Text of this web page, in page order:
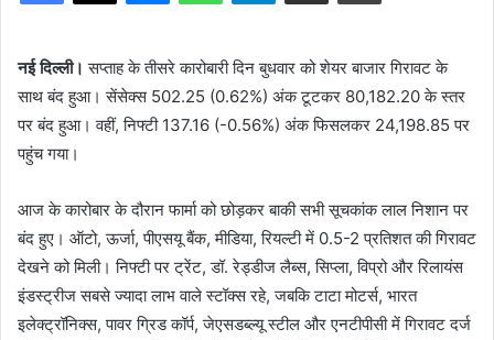
नई दिल्ली। सप्ताह के तीसरे कारोबारी दिन बुधवार को शेयर बाजार गिरावट के
साथ बंद हुआ। सेंसेक्स 502.25 (0.62%) अंक टूटकर 80,182.20 के स्तर
पर बंद हुआ। वहीं, निफ्टी 137.16 (-0.56%) अंक फिसलकर 24,198.85 पर
पहुंच गया।
आज के कारोबार के दौरान फार्मा को छोड़कर बाकी सभी सूचकांक लाल निशान पर
बंद हुए। ऑटो, ऊर्जा, पीएसयू बैंक, मीडिया, रियल्टी में 0.5-2 प्रतिशत की गिरावट
देखने को मिली। निफ्टी पर ट्रेंट, डॉ. रेड्डीज लैब्स, सिप्ला, विप्रो और रिलायंस
इंडस्ट्रीज सबसे ज्यादा लाभ वाले स्टॉक्स रहे, जबकि टाटा मोटर्स, भारत
इलेक्ट्रॉनिक्स, पावर ग्रिड कॉर्प, जेएसडब्ल्यू स्टील और एनटीपीसी में गिरावट दर्ज